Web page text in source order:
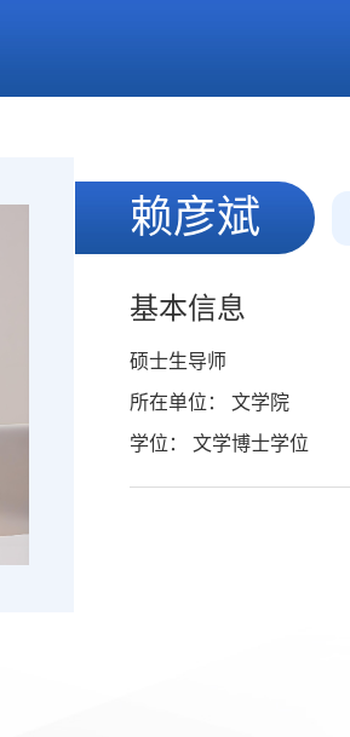
赖彦斌
基本信息
硕士生导师
所在单位： 文学院
学位： 文学博士学位